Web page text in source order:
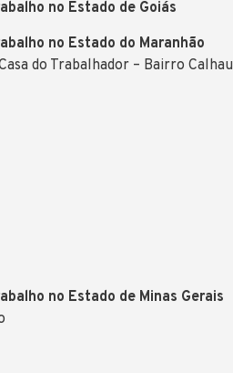
no Estado de Goiás
no Estado do Maranhão
do Trabalhador – Bairro Calhau
no Estado de Minas Gerais